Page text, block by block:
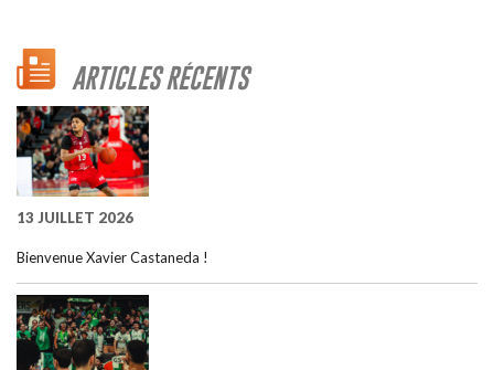
ARTICLES RÉCENTS
13 JUILLET 2026
Bienvenue Xavier Castaneda !